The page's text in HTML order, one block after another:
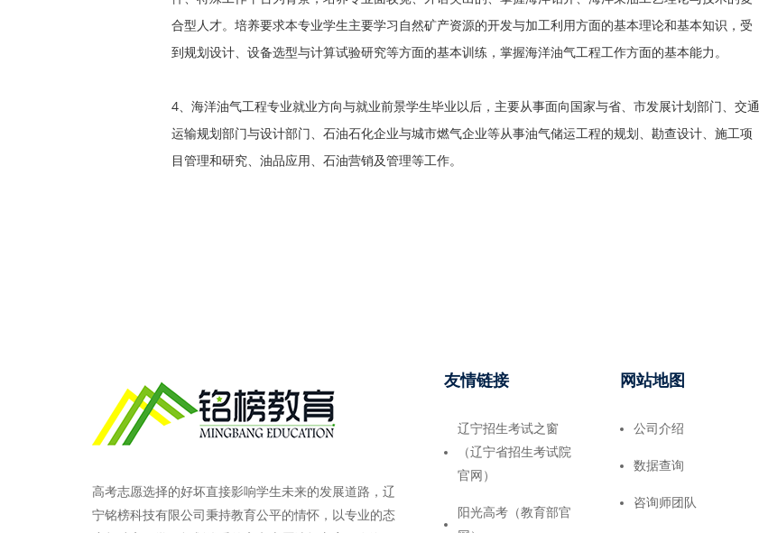
合型人才。培养要求本专业学生主要学习自然矿产资源的开发与加工利用方面的基本理论和基本知识，受
到规划设计、设备选型与计算试验研究等方面的基本训练，掌握海洋油气工程工作方面的基本能力。
4、海洋油气工程专业就业方向与就业前景学生毕业以后，主要从事面向国家与省、市发展计划部门、交通
运输规划部门与设计部门、石油石化企业与城市燃气企业等从事油气储运工程的规划、勘查设计、施工项
目管理和研究、油品应用、石油营销及管理等工作。
高考志愿选择的好坏直接影响学生未来的发展道路，辽
宁铭榜科技有限公司秉持教育公平的情怀，以专业的态
友情链接
辽宁招生考试之窗
（辽宁省招生考试院
官网）
阳光高考（教育部官
网站地图
公司介绍
数据查询
咨询师团队